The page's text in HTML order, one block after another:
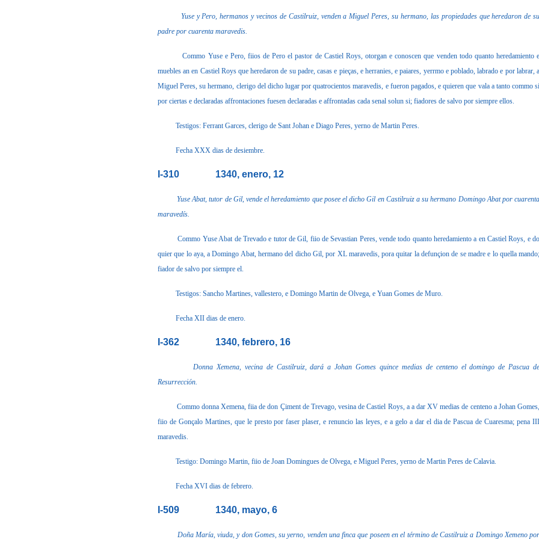
Yuse y Pero, hermanos y vecinos de Castilruiz, venden a Miguel Peres, su hermano, las propiedades que heredaron de su
padre por cuarenta maravedis.
Commo Yuse e Pero, fiios de Pero el pastor de Castiel Roys, otorgan e conoscen que venden todo quanto heredamiento e
muebles an en Castiel Roys que heredaron de su padre, casas e pieças, e herranies, e paiares, yerrmo e poblado, labrado e por labrar, a
Miguel Peres, su hermano, clerigo del dicho lugar por quatrocientos maravedis, e fueron pagados, e quieren que vala a tanto commo si
por ciertas e declaradas affrontaciones fuesen declaradas e affrontadas cada senal solun si; fiadores de salvo por siempre ellos.
Testigos: Ferrant Garces, clerigo de Sant Johan e Diago Peres, yerno de Martin Peres.
Fecha XXX dias de desiembre.
I-310 1340, enero, 12
Yuse Abat, tutor de Gil, vende el heredamiento que posee el dicho Gil en Castilruiz a su hermano Domingo Abat por cuarenta
maravedís.
Commo Yuse Abat de Trevado e tutor de Gil, fiio de Sevastian Peres, vende todo quanto heredamiento a en Castiel Roys, e do
quier que lo aya, a Domingo Abat, hermano del dicho Gil, por XL maravedis, pora quitar la defunçion de se madre e lo quella mando;
fiador de salvo por siempre el.
Testigos: Sancho Martines, vallestero, e Domingo Martin de Olvega, e Yuan Gomes de Muro.
Fecha XII dias de enero.
I-362 1340, febrero, 16
Donna Xemena, vecina de Castilruiz, dará a Johan Gomes quince medias de centeno el domingo de Pascua de
Resurrección.
Commo donna Xemena, fiia de don Çiment de Trevago, vesina de Castiel Roys, a a dar XV medias de centeno a Johan Gomes,
fiio de Gonçalo Martines, que le presto por faser plaser, e renuncio las leyes, e a gelo a dar el dia de Pascua de Cuaresma; pena III
maravedis.
Testigo: Domingo Martin, fiio de Joan Domingues de Olvega, e Miguel Peres, yerno de Martin Peres de Calavia.
Fecha XVI dias de febrero.
I-509 1340, mayo, 6
Doña María, viuda, y don Gomes, su yerno, venden una finca que poseen en el término de Castilruiz a Domingo Xemeno por